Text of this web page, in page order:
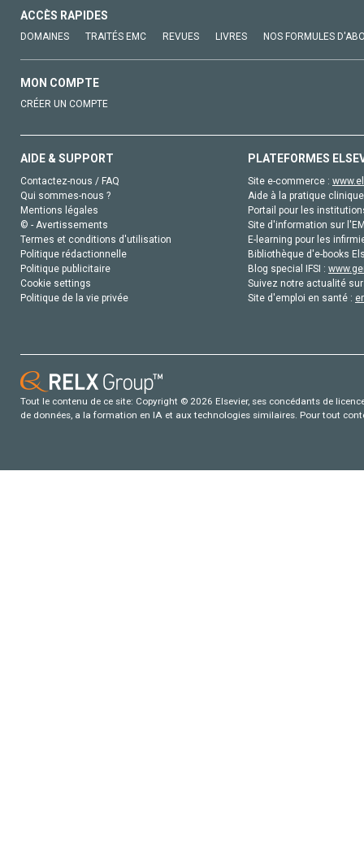
ACCÈS RAPIDES
DOMAINES TRAITÉS EMC REVUES LIVRES NOS FORMULES
MON COMPTE
CRÉER UN COMPTE
AIDE & SUPPORT
Contactez-nous / FAQ
Qui sommes-nous ?
Mentions légales
© - Avertissements
Termes et conditions d'utilisation
Politique rédactionnelle
Politique publicitaire
Cookie settings
Politique de la vie privée
PLATEFORMES
Site e-commerce :
Aide à la pratique
Portail pour les
Site d'information sur
E-learning pour les
Bibliothèque d'e-books
Blog special IFSI :
Suivez notre actualité
Site d'emploi en santé :
Tout le contenu de ce site: Copyright © 2026 Elsevier, ses concédants de
de données, a la formation en IA et aux technologies similaires. Pour tout